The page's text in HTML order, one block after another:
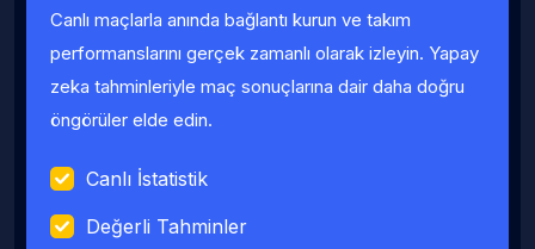
Fauller Ortalama
Canlı maçlarla anında bağlantı kurun ve takım
performanslarını gerçek zamanlı olarak izleyin. Yapay
zeka tahminleriyle maç sonuçlarına dair daha doğru
öngörüler elde edin.
Canlı İstatistik
Değerli Tahminler